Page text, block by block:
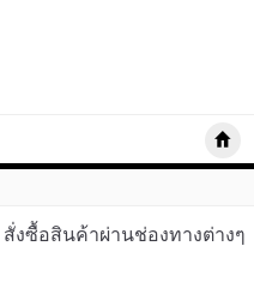
สั่งซื้อสินค้าผ่านช่องทางต่างๆ